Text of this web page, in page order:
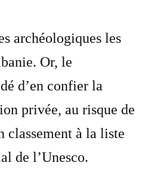
archéologiques les
Or, le
d’en confier la
privée, au risque de
classement à la liste
de l’Unesco.